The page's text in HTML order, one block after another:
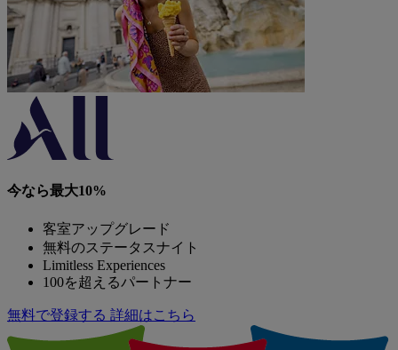
今なら最大10%
客室アップグレード
無料のステータスナイト
Limitless Experiences
100を超えるパートナー
無料で登録する 詳細はこちら